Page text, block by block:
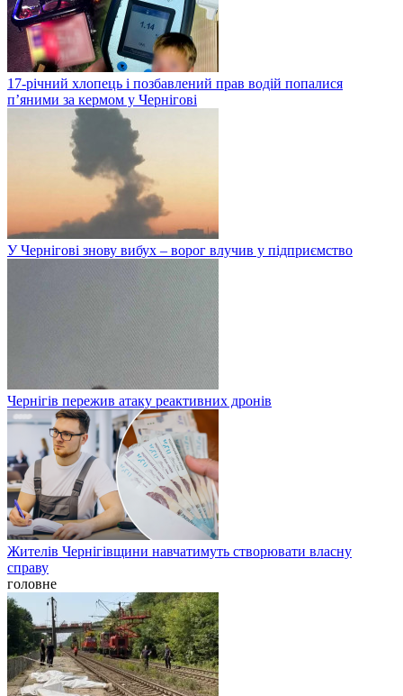
17-річний хлопець і позбавлений прав водій попалися
п’яними за кермом у Чернігові
У Чернігові знову вибух – ворог влучив у підприємство
Чернігів пережив атаку реактивних дронів
Жителів Чернігівщини навчатимуть створювати власну
справу
головне